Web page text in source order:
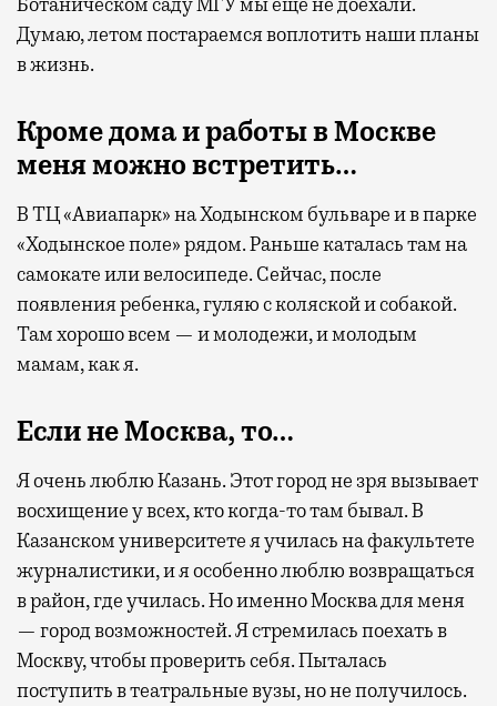
Думаю, летом постараемся воплотить наши планы
в жизнь.
Кроме дома и работы в Москве
меня можно встретить…
В ТЦ «Авиапарк» на Ходынском бульваре и в парке
«Ходынское поле» рядом. Раньше каталась там на
самокате или велосипеде. Сейчас, после
появления ребенка, гуляю с коляской и собакой.
Там хорошо всем — и молодежи, и молодым
мамам, как я.
Если не Москва, то…
Я очень люблю Казань. Этот город не зря вызывает
восхищение у всех, кто когда-то там бывал. В
Казанском университете я училась на факультете
журналистики, и я особенно люблю возвращаться
в район, где училась. Но именно Москва для меня
— город возможностей. Я стремилась поехать в
Москву, чтобы проверить себя. Пыталась
поступить в театральные вузы, но не получилось.